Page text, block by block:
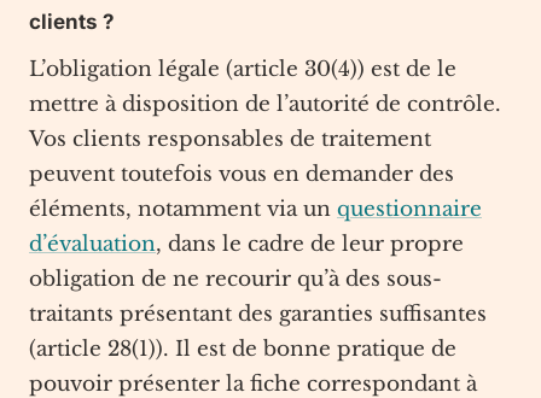
clients ?
L’obligation légale (article 30(4)) est de le
mettre à disposition de l’autorité de contrôle.
Vos clients responsables de traitement
peuvent toutefois vous en demander des
éléments, notamment via un questionnaire
d’évaluation, dans le cadre de leur propre
obligation de ne recourir qu’à des sous-
traitants présentant des garanties suffisantes
(article 28(1)). Il est de bonne pratique de
pouvoir présenter la fiche correspondant à